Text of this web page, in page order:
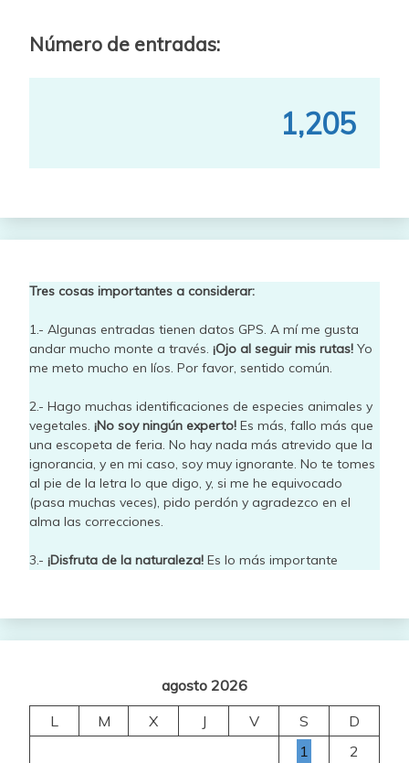
Número de entradas:
1,205
Tres cosas importantes a considerar:
1.- Algunas entradas tienen datos GPS. A mí me gusta
andar mucho monte a través. ¡Ojo al seguir mis rutas! Yo
me meto mucho en líos. Por favor, sentido común.
2.- Hago muchas identificaciones de especies animales y
vegetales. ¡No soy ningún experto! Es más, fallo más que
una escopeta de feria. No hay nada más atrevido que la
ignorancia, y en mi caso, soy muy ignorante. No te tomes
al pie de la letra lo que digo, y, si me he equivocado
(pasa muchas veces), pido perdón y agradezco en el
alma las correcciones.
3.- ¡Disfruta de la naturaleza! Es lo más importante
agosto 2026
L
M X J V S
D
1
2